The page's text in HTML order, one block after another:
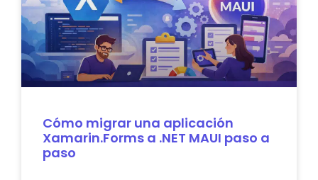
Cómo migrar una aplicación
Xamarin.Forms a .NET MAUI paso a
paso